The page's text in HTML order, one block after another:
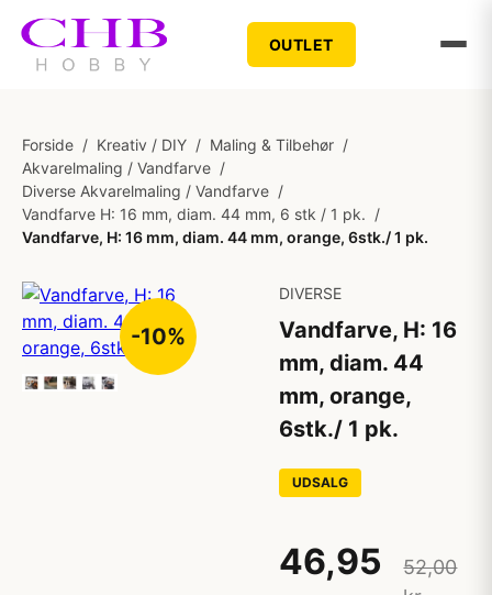
OUTLET
Forside / Kreativ / DIY / Maling & Tilbehør /
Akvarelmaling / Vandfarve /
Diverse Akvarelmaling / Vandfarve /
Vandfarve H: 16 mm, diam. 44 mm, 6 stk / 1 pk. /
Vandfarve, H: 16 mm, diam. 44 mm, orange, 6stk./ 1 pk.
-10%
DIVERSE
Vandfarve, H: 16
mm, diam. 44
mm, orange,
6stk./ 1 pk.
UDSALG
46,95
52,00